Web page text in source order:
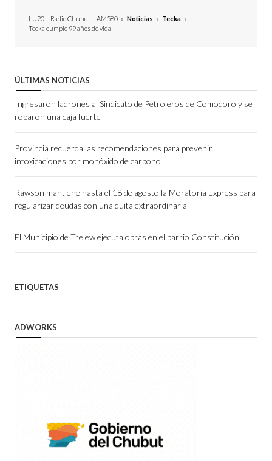
LU20 – Radio Chubut – AM580 » Noticias » Tecka »
Tecka cumple 99 años de vida
ÚLTIMAS NOTICIAS
Ingresaron ladrones al Sindicato de Petroleros de Comodoro y se
robaron una caja fuerte
Provincia recuerda las recomendaciones para prevenir
intoxicaciones por monóxido de carbono
Rawson mantiene hasta el 18 de agosto la Moratoria Express para
regularizar deudas con una quita extraordinaria
El Municipio de Trelew ejecuta obras en el barrio Constitución
ETIQUETAS
ADWORKS